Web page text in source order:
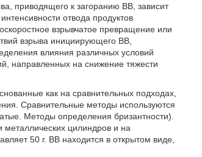
приводящего к загоранию ВВ, зависит
отвода продуктов
взрывчатое превращение или
взрыва инициирующего ВВ,
влияния различных условий
направленных на снижение тяжести
как на сравнительных подходах,
Сравнительные методы используются
Методы определения бризантности).
цилиндров и на
50 г. ВВ находится в открытом виде,